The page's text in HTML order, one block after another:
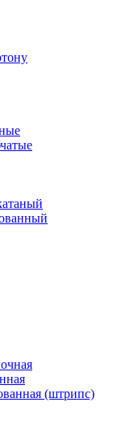
(штрипс)